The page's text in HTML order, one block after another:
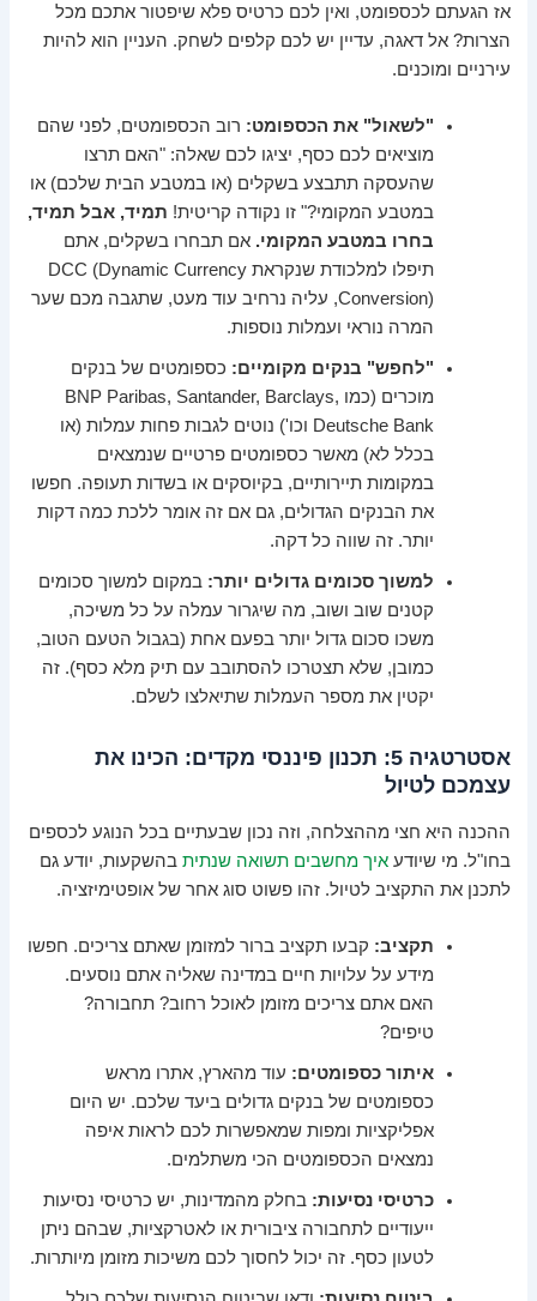
אז הגעתם לכספומט, ואין לכם כרטיס פלא שיפטור אתכם מכל
הצרות? אל דאגה, עדיין יש לכם קלפים לשחק. העניין הוא להיות
עירניים ומוכנים.
"לשאול" את הכספומט: רוב הכספומטים, לפני שהם
מוציאים לכם כסף, יציגו לכם שאלה: "האם תרצו
שהעסקה תתבצע בשקלים (או במטבע הבית שלכם) או
במטבע המקומי?" זו נקודה קריטית! תמיד, אבל תמיד,
בחרו במטבע המקומי. אם תבחרו בשקלים, אתם
תיפלו למלכודת שנקראת DCC (Dynamic Currency
Conversion), עליה נרחיב עוד מעט, שתגבה מכם שער
המרה נוראי ועמלות נוספות.
"לחפש" בנקים מקומיים: כספומטים של בנקים
מוכרים (כמו BNP Paribas, Santander, Barclays,
Deutsche Bank וכו') נוטים לגבות פחות עמלות (או
בכלל לא) מאשר כספומטים פרטיים שנמצאים
במקומות תיירותיים, בקיוסקים או בשדות תעופה. חפשו
את הבנקים הגדולים, גם אם זה אומר ללכת כמה דקות
יותר. זה שווה כל דקה.
למשוך סכומים גדולים יותר: במקום למשוך סכומים
קטנים שוב ושוב, מה שיגרור עמלה על כל משיכה,
משכו סכום גדול יותר בפעם אחת (בגבול הטעם הטוב,
כמובן, שלא תצטרכו להסתובב עם תיק מלא כסף). זה
יקטין את מספר העמלות שתיאלצו לשלם.
אסטרטגיה 5: תכנון פיננסי מקדים: הכינו את
עצמכם לטיול
ההכנה היא חצי מההצלחה, וזה נכון שבעתיים בכל הנוגע לכספים
בחו"ל. מי שיודעאיך מחשבים תשואה שנתית בהשקעות, יודע גם
לתכנן את התקציב לטיול. זהו פשוט סוג אחר של אופטימיזציה.
תקציב: קבעו תקציב ברור למזומן שאתם צריכים. חפשו
מידע על עלויות חיים במדינה שאליה אתם נוסעים.
האם אתם צריכים מזומן לאוכל רחוב? תחבורה?
טיפים?
איתור כספומטים: עוד מהארץ, אתרו מראש
כספומטים של בנקים גדולים ביעד שלכם. יש היום
אפליקציות ומפות שמאפשרות לכם לראות איפה
נמצאים הכספומטים הכי משתלמים.
כרטיסי נסיעות: בחלק מהמדינות, יש כרטיסי נסיעות
ייעודיים לתחבורה ציבורית או לאטרקציות, שבהם ניתן
לטעון כסף. זה יכול לחסוך לכם משיכות מזומן מיותרות.